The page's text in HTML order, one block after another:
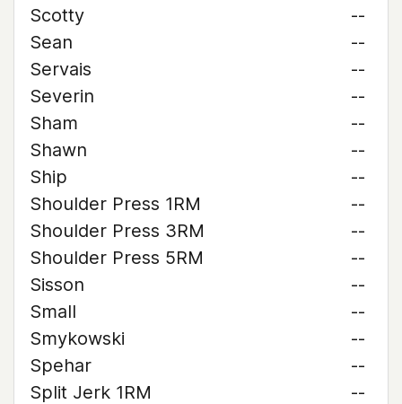
Scotty
--
Sean
--
Servais
--
Severin
--
Sham
--
Shawn
--
Ship
--
Shoulder Press 1RM
--
Shoulder Press 3RM
--
Shoulder Press 5RM
--
Sisson
--
Small
--
Smykowski
--
Spehar
--
Split Jerk 1RM
--